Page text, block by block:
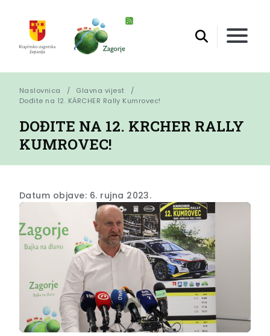
Naslovnica
Glavna vijest
Dođite na 12. KӒRCHER Rally Kumrovec!
DOĐITE NA 12. KӒRCHER RALLY
KUMROVEC!
Datum objave: 6. rujna 2023.